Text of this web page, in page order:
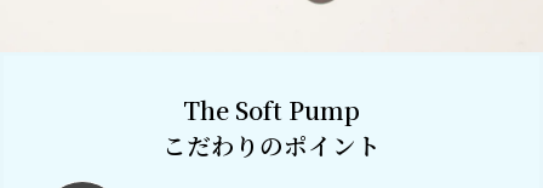
The Soft Pump
こだわりのポイント